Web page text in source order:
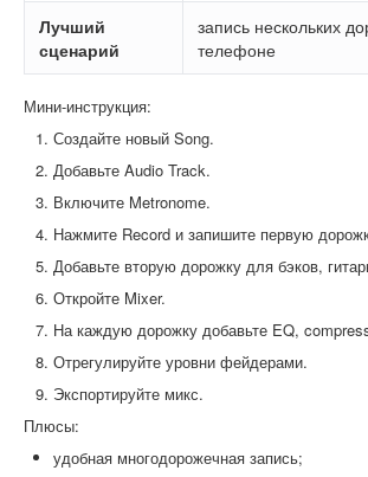
Лучший
сценарий
запись нескольких
телефоне
Мини-инструкция:
Создайте новый Song.
Добавьте Audio Track.
Включите Metronome.
Нажмите Record и запишите первую
Добавьте вторую дорожку для бэков,
Откройте Mixer.
На каждую дорожку добавьте EQ,
Отрегулируйте уровни фейдерами.
Экспортируйте микс.
Плюсы:
удобная многодорожечная запись;